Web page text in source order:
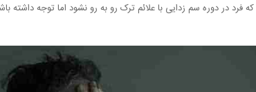
در دوره سم زدایی با علائم ترک رو به رو نشود اما توجه داشته